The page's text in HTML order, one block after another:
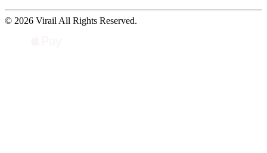
© 2026 Virail All Rights Reserved.